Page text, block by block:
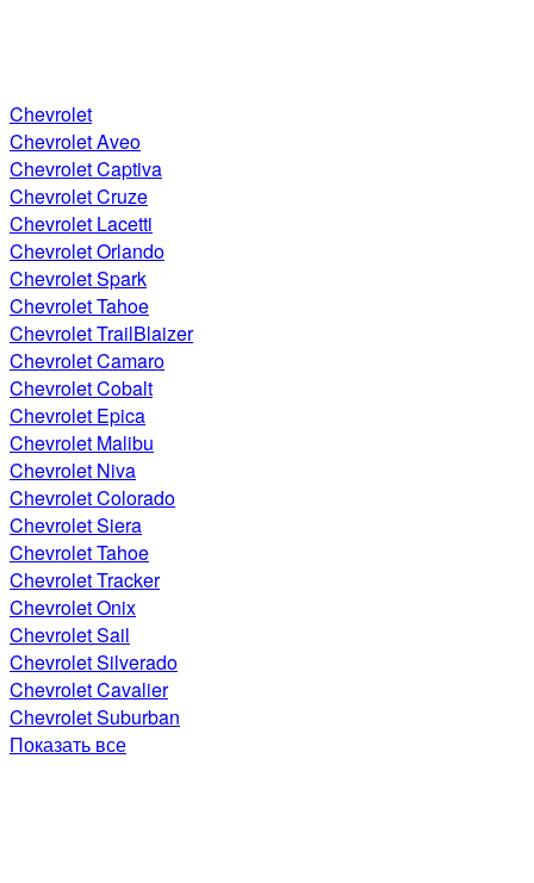
Chevrolet
Chevrolet Aveo
Chevrolet Captiva
Chevrolet Cruze
Chevrolet Lacetti
Chevrolet Orlando
Chevrolet Spark
Chevrolet Tahoe
Chevrolet TrailBlaizer
Chevrolet Camaro
Chevrolet Cobalt
Chevrolet Epica
Chevrolet Malibu
Chevrolet Niva
Chevrolet Colorado
Chevrolet Siera
Chevrolet Tahoe
Chevrolet Tracker
Chevrolet Onix
Chevrolet Sail
Chevrolet Silverado
Chevrolet Cavalier
Chevrolet Suburban
Показать все